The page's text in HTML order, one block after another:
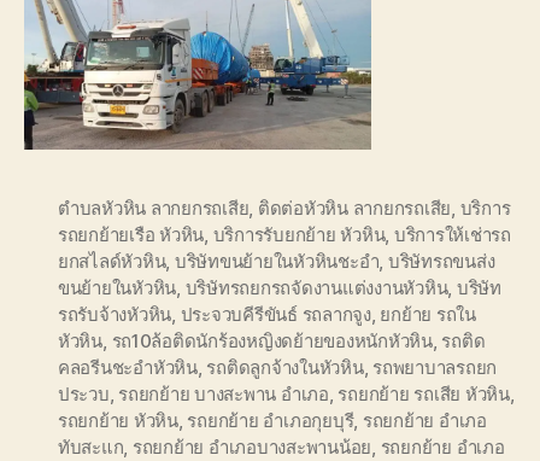
ตำบลหัวหิน ลากยกรถเสีย, ติดต่อหัวหิน ลากยกรถเสีย, บริการ
รถยกย้ายเรือ หัวหิน, บริการรับยกย้าย หัวหิน, บริการให้เช่ารถ
ยกสไลด์หัวหิน, บริษัทขนย้ายในหัวหินชะอำ, บริษัทรถขนส่ง
ขนย้ายในหัวหิน, บริษัทรถยกรถจัดงานแต่งงานหัวหิน, บริษัท
รถรับจ้างหัวหิน, ประจวบคีรีขันธ์ รถลากจูง, ยกย้าย รถใน
หัวหิน, รถ10ล้อติดนักร้องหญิงดย้ายของหนักหัวหิน, รถติด
คลอรีนชะอำหัวหิน, รถติดลูกจ้างในหัวหิน, รถพยาบาลรถยก
ประวบ, รถยกย้าย บางสะพาน อำเภอ, รถยกย้าย รถเสีย หัวหิน,
รถยกย้าย หัวหิน, รถยกย้าย อำเภอกุยบุรี, รถยกย้าย อำเภอ
ทับสะแก, รถยกย้าย อำเภอบางสะพานน้อย, รถยกย้าย อำเภอ